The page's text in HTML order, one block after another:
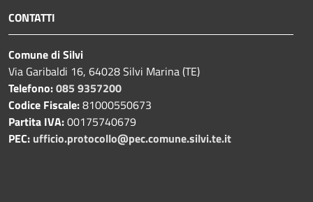
CONTATTI
Comune di Silvi
Via Garibaldi 16, 64028 Silvi Marina (TE)
Telefono:085 9357200
Codice Fiscale:81000550673
Partita IVA:00175740679
PEC: ufficio.protocollo@pec.comune.silvi.te.it